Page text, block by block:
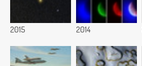
2015 2014